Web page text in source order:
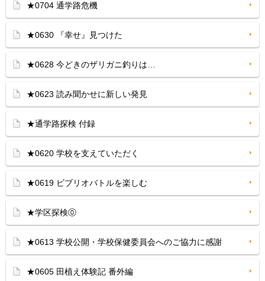
★0704 通学路危機
★0630 『幸せ』見つけた
★0628 今どきのザリガニ釣りは…
★0623 読み聞かせに新しい発見
★通学路探検 付録
★0620 学校を支えていただく
★0619 ビブリオバトルを楽しむ
★学区探検⓪
★0613 学校公開・学校保健委員会へのご協力に感謝
★0605 田植え体験記 番外編